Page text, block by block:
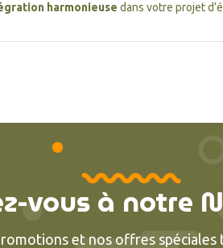
harmonieuse dans votre projet
vous à notre
et nos offres spéciales